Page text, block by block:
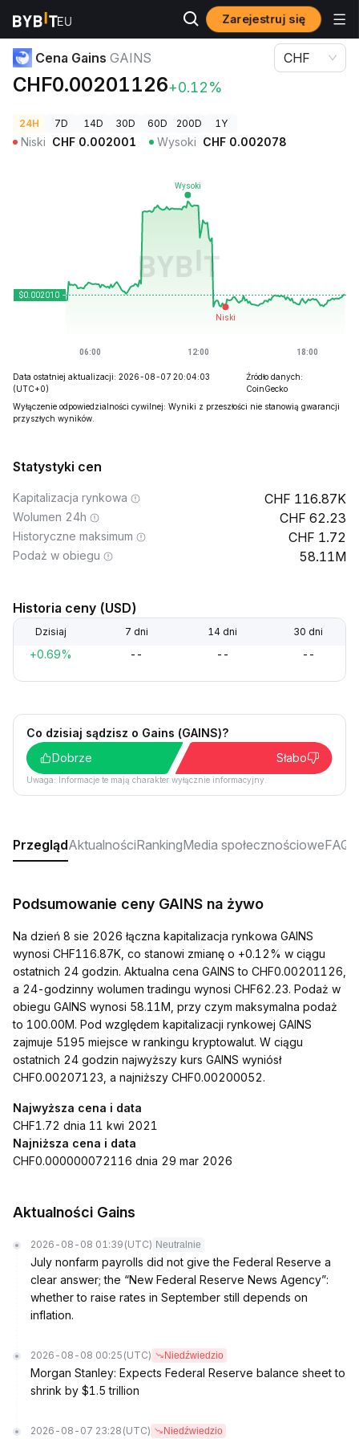
Zarejestruj się
Ceny kryptowalut Cena Gains GAINS
Cena Gains GAINS
CHF0.00201126+0.12%
CHF
24H 7D 14D 30D 60D 200D 1Y
Niski CHF 0.002001 Wysoki CHF 0.002078
Data ostatniej aktualizacji: 2026-08-07 20:04:03
(UTC+0)
Źródło danych:
CoinGecko
Wyłączenie odpowiedzialności cywilnej: Wyniki z przeszłości nie stanowią gwarancji
przyszłych wyników.
Statystyki cen
Kapitalizacja rynkowa 116.87K
Wolumen 24h 62.23
Historyczne maksimum 1.72
Podaż w obiegu 58.11M
Historia ceny (USD)
Dzisiaj 7 dni 14 dni 30 dni
+0.69% -- -- --
Co dzisiaj sądzisz o Gains (GAINS)?
Dobrze
Słabo
Uwaga: Informacje te mają charakter wyłącznie informacyjny.
PrzeglądAktualnościRankingMedia społecznościoweFAQ
Podsumowanie ceny GAINS na żywo
Na dzień 8 sie 2026 łączna kapitalizacja rynkowa GAINS
wynosi CHF116.87K, co stanowi zmianę o +0.12% w ciągu
ostatnich 24 godzin. Aktualna cena GAINS to CHF0.00201126,
a 24-godzinny wolumen tradingu wynosi CHF62.23. Podaż w
obiegu GAINS wynosi 58.11M, przy czym maksymalna podaż
to 100.00M. Pod względem kapitalizacji rynkowej GAINS
zajmuje 5195 miejsce w rankingu kryptowalut. W ciągu
ostatnich 24 godzin najwyższy kurs GAINS wyniósł
CHF0.00207123, a najniższy CHF0.00200052.
Najwyższa cena i data
CHF1.72 dnia 11 kwi 2021
Najniższa cena i data
CHF0.000000072116 dnia 29 mar 2026
Aktualności Gains
2026-08-08 01:39 (UTC) Neutralnie
July nonfarm payrolls did not give the Federal Reserve a
clear answer; the “New Federal Reserve News Agency”:
whether to raise rates in September still depends on
inflation.
2026-08-08 00:25 (UTC) Niedźwiedzio
Morgan Stanley: Expects Federal Reserve balance sheet to
shrink by $1.5 trillion
2026-08-07 23:28 (UTC) Niedźwiedzio